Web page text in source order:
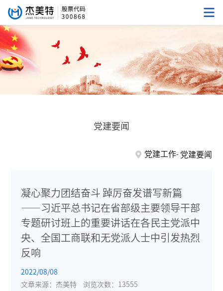
党建要闻
党建工作 党建要闻
凝心聚力团结奋斗 踔厉奋发谱写新篇
——习近平总书记在省部级主要领导干部
专题研讨班上的重要讲话在各民主党派中
央、全国工商联和无党派人士中引发热烈
反响
2022/08/08
文章来源：杰美特
浏览次数：13555